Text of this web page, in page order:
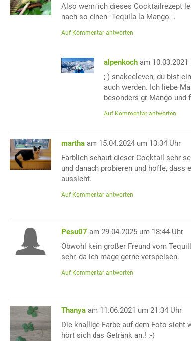
Also wenn ich dieses Cocktailrezept
nach so einen "Tequila la Mango ".
Auf Kommentar antworten
alpenkoch am 10.03.2021
;-) snakeeleven, du bist
auch werden. Ich liebe
besonders gr Mango und
Auf Kommentar antworten
martha am 15.04.2024 um 13:34 Uhr
Farblich schaut dieser Cocktail sehr
und danach probieren und hoffe, dass
aussieht.
Auf Kommentar antworten
Pesu07 am 29.04.2025 um 18:44 Uhr
Obwohl kein großer Freund vom
sehr, da ich mage gerne verspeisen.
Auf Kommentar antworten
Thanya am 11.06.2021 um 21:34 Uhr
Die knallige Farbe auf dem Foto sieht
hört sich das Getränk an.! :-)